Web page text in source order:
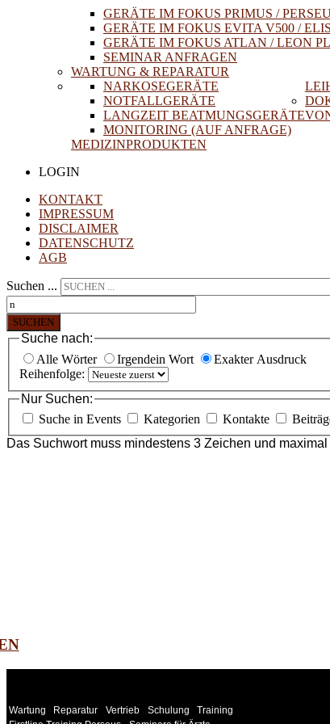
GERÄTE IM FOKUS PRIMUS /
GERÄTE IM FOKUS EVITA V500 /
GERÄTE IM FOKUS ATLAN / LEON
SEMINAR ANFRAGEN
WARTUNG & REPARATUR
NARKOSEGERÄTE
NOTFALLGERÄTE
LANGZEIT BEATMUNGSGERÄTE
MONITORING (AUF ANFRAGE)
MEDIZINPRODUKTEN
LOGIN
KONTAKT
IMPRESSUM
DISCLAIMER
DATENSCHUTZ
AGB
Suchen ...
SUCHEN
Suche nach:
Alle Wörter
Irgendein Wort
Exakter Ausdruck
Reihenfolge:
Nur Suchen:
Suche in Events
Kategorien Kontakte
Das Suchwort muss mindestens 3 Zeichen und
Wartung Reparatur Vertrieb Schulung
Training